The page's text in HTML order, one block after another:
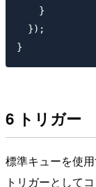
    }
  });
6 トリガー
標準キューを使
トリガーとして